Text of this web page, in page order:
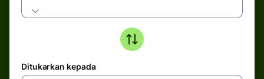
Ditukarkan kepada